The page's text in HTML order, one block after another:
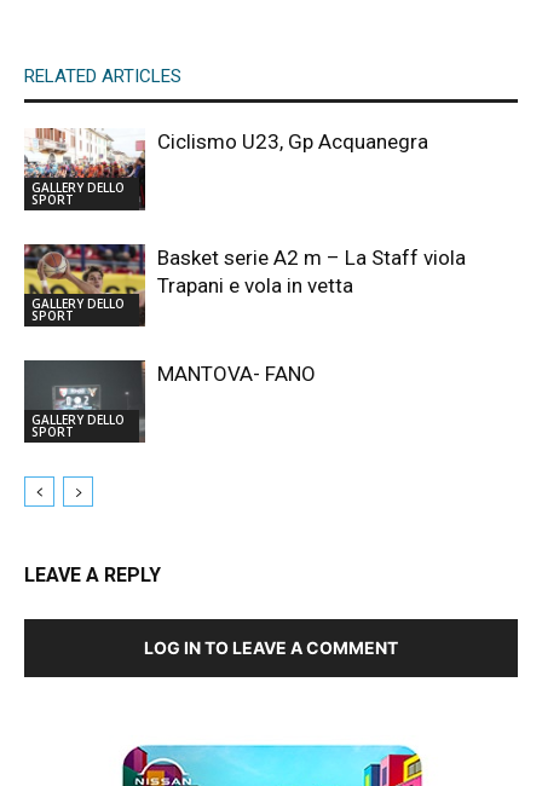
RELATED ARTICLES
GALLERY DELLO
SPORT
Ciclismo U23, Gp Acquanegra
GALLERY DELLO
SPORT
Basket serie A2 m – La Staff viola
Trapani e vola in vetta
GALLERY DELLO
SPORT
MANTOVA- FANO
LEAVE A REPLY
LOG IN TO LEAVE A COMMENT